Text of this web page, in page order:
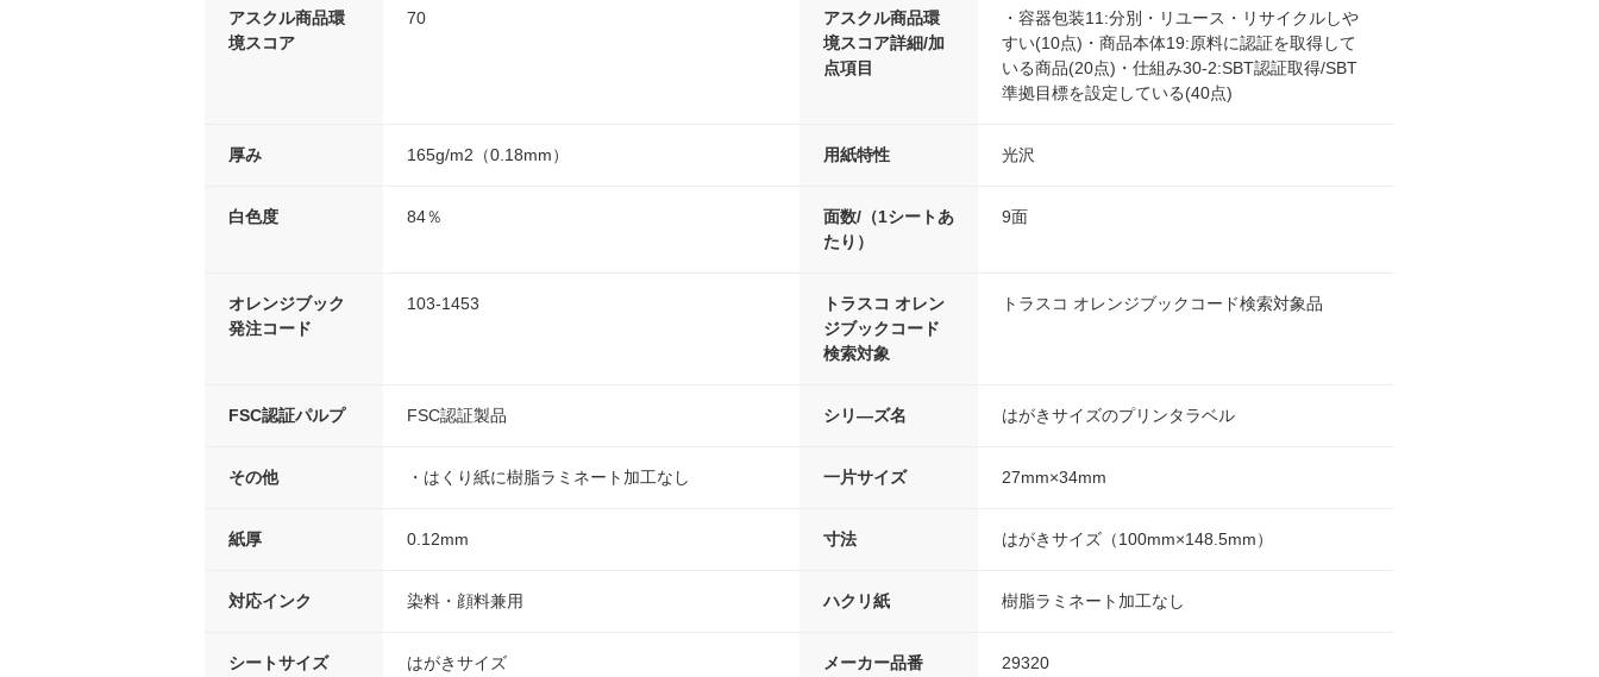
アスクル商品環
境スコア
70
アスクル商品環
境スコア詳細/加
点項目
・容器包装11:分別・リユース・リサイクルしや
すい(10点)・商品本体19:原料に認証を取得して
いる商品(20点)・仕組み30-2:SBT認証取得/SBT
準拠目標を設定している(40点)
厚み 165g/m2（0.18mm） 用紙特性 光沢
白色度 84％
面数/（1シートあ
たり）
9面
オレンジブック
発注コード
103-1453
トラスコ オレン
ジブックコード
検索対象
トラスコ オレンジブックコード検索対象品
FSC認証パルプ FSC認証製品 シリ―ズ名 はがきサイズのプリンタラベル
その他 ・はくり紙に樹脂ラミネート加工なし 一片サイズ 27mm×34mm
紙厚 0.12mm 寸法 はがきサイズ（100mm×148.5mm）
対応インク 染料・顔料兼用 ハクリ紙 樹脂ラミネート加工なし
シートサイズ はがきサイズ メーカー品番 29320